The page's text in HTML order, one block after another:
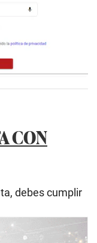
CON
debes cumplir